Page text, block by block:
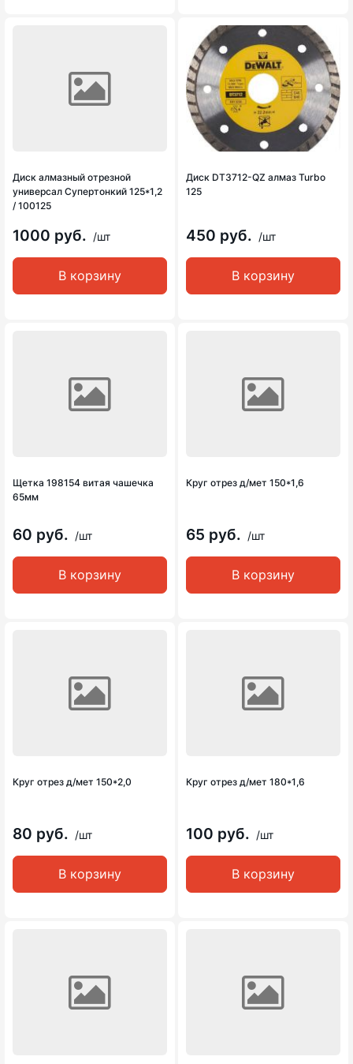
Диск алмазный отрезной
универсал Супертонкий 125*1,2
/ 100125
1000 руб. /шт
В корзину
Диск DT3712-QZ алмаз Turbo
125
450 руб. /шт
В корзину
Щетка 198154 витая чашечка
65мм
60 руб. /шт
В корзину
Круг отрез д/мет 150*1,6
65 руб. /шт
В корзину
Круг отрез д/мет 150*2,0
80 руб. /шт
В корзину
Круг отрез д/мет 180*1,6
100 руб. /шт
В корзину